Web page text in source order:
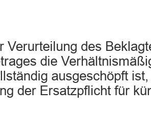
Verurteilung des
die
ausgeschöpft
der Ersatzpflicht für